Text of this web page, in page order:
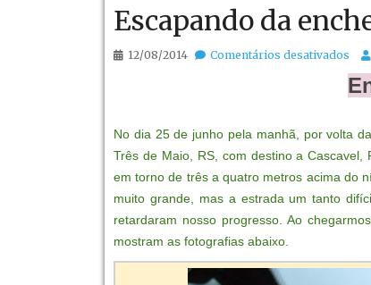
Escapando da
12/08/2014 Comentários desativados em
da
por
um
triz
No dia 25 de junho pela manhã, por volta
Três de Maio, RS, com destino a
em torno de três a quatro metros acima do
muito grande, mas a estrada um tanto
retardaram nosso progresso. Ao
mostram as fotografias abaixo.